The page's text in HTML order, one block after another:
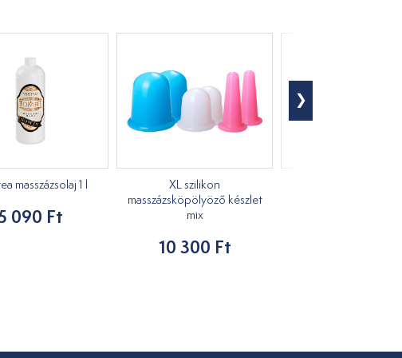
masszázsolaj 1 l
090 Ft
XL szilikon
masszázsköpölyöző készlet
mix
10 300 Ft